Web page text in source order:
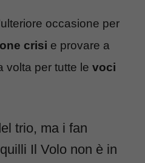
occasione per
crisi e provare a
volta per tutte le voci
trio, ma i fan
Il Volo non è in